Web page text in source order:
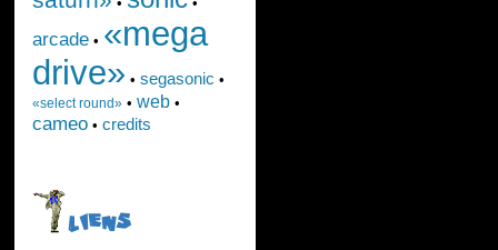
arcade• «mega
drive» • segasonic •
«select round»• web•
cameo• credits
LIENS